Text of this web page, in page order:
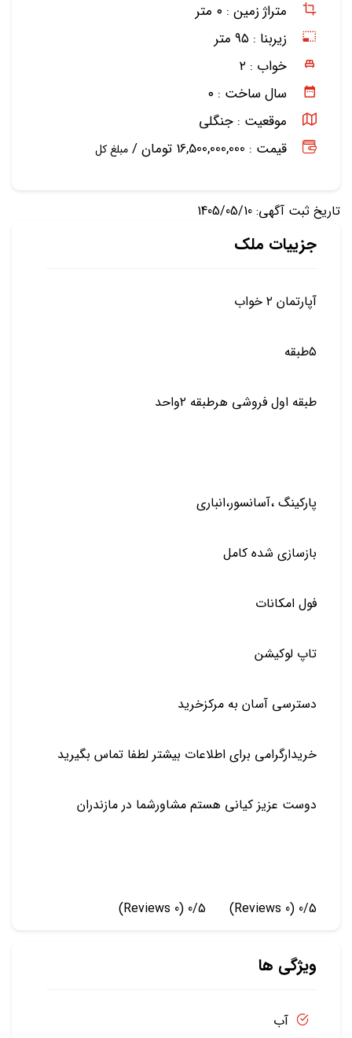
متراژ زمین : ۰ متر
زیربنا : ۹۵ متر
خواب : ۲
سال ساخت : ۰
موقعیت : جنگلی
قیمت : 16,500,000,000 تومان /
مبلغ کل
تاریخ ثبت آگهی: 1405/05/10
جزییات ملک
آپارتمان ۲ خواب
۵طبقه
طبقه اول فروشی هرطبقه ۲واحد
پارکینگ ،آسانسور،انباری
بازسازی شده کامل
فول امکانات
تاپ لوکیشن
دسترسی آسان به مرکزخرید
خریدارگرامی برای اطلاعات بیشتر لطفا تماس بگیرید
دوست عزیز کیانی هستم مشاورشما در مازندران
0/5
(0 Reviews)
0/5
(0 Reviews)
ویژگی ها
آب